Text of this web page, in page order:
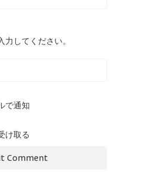
力してください。
で通知
け取る